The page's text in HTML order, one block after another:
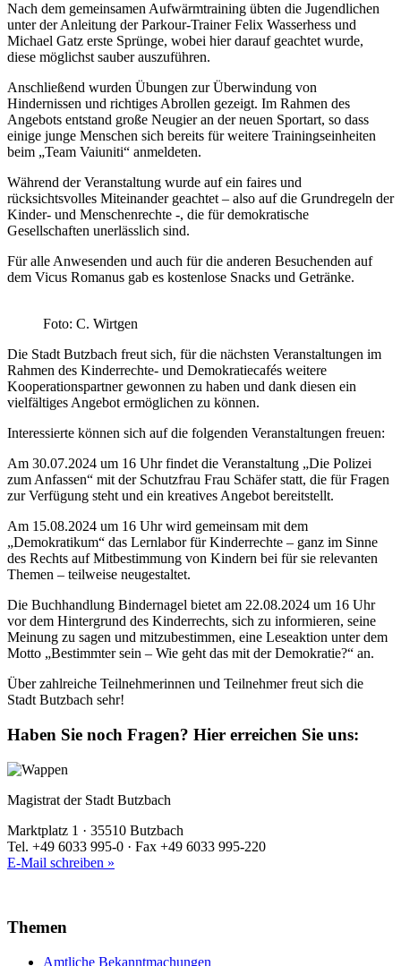
Nach dem gemeinsamen Aufwärmtraining übten die Jugendlichen
unter der Anleitung der Parkour-Trainer Felix Wasserhess und
Michael Gatz erste Sprünge, wobei hier darauf geachtet wurde,
diese möglichst sauber auszuführen.
Anschließend wurden Übungen zur Überwindung von
Hindernissen und richtiges Abrollen gezeigt. Im Rahmen des
Angebots entstand große Neugier an der neuen Sportart, so dass
einige junge Menschen sich bereits für weitere Trainingseinheiten
beim „Team Vaiuniti“ anmeldeten.
Während der Veranstaltung wurde auf ein faires und
rücksichtsvolles Miteinander geachtet – also auf die Grundregeln der
Kinder- und Menschenrechte -, die für demokratische
Gesellschaften unerlässlich sind.
Für alle Anwesenden und auch für die anderen Besuchenden auf
dem Vicus Romanus gab es kostenlose Snacks und Getränke.
Foto: C. Wirtgen
Die Stadt Butzbach freut sich, für die nächsten Veranstaltungen im
Rahmen des Kinderrechte- und Demokratiecafés weitere
Kooperationspartner gewonnen zu haben und dank diesen ein
vielfältiges Angebot ermöglichen zu können.
Interessierte können sich auf die folgenden Veranstaltungen freuen:
Am 30.07.2024 um 16 Uhr findet die Veranstaltung „Die Polizei
zum Anfassen“ mit der Schutzfrau Frau Schäfer statt, die für Fragen
zur Verfügung steht und ein kreatives Angebot bereitstellt.
Am 15.08.2024 um 16 Uhr wird gemeinsam mit dem
„Demokratikum“ das Lernlabor für Kinderrechte – ganz im Sinne
des Rechts auf Mitbestimmung von Kindern bei für sie relevanten
Themen – teilweise neugestaltet.
Die Buchhandlung Bindernagel bietet am 22.08.2024 um 16 Uhr
vor dem Hintergrund des Kinderrechts, sich zu informieren, seine
Meinung zu sagen und mitzubestimmen, eine Leseaktion unter dem
Motto „Bestimmter sein – Wie geht das mit der Demokratie?“ an.
Über zahlreiche Teilnehmerinnen und Teilnehmer freut sich die
Stadt Butzbach sehr!
Haben Sie noch Fragen? Hier erreichen Sie uns:
Magistrat der Stadt Butzbach
Marktplatz 1 · 35510 Butzbach
Tel. +49 6033 995-0 · Fax +49 6033 995-220
E-Mail schreiben »
Themen
Amtliche Bekanntmachungen